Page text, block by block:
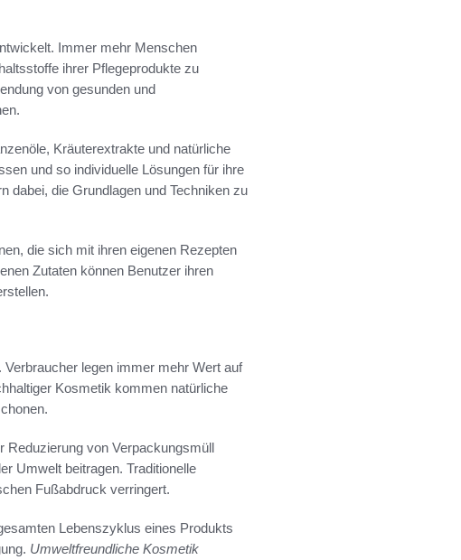
Immer mehr Menschen
ihrer Pflegeprodukte zu
von gesunden und
Kräuterextrakte und natürliche
und so individuelle Lösungen für ihre
dabei, die Grundlagen und Techniken zu
die sich mit ihren eigenen Rezepten
Zutaten können Benutzer ihren
legen immer mehr Wert auf
Kosmetik kommen natürliche
Reduzierung von Verpackungsmüll
Umwelt beitragen. Traditionelle
Fußabdruck verringert.
Lebenszyklus eines Produkts
Umweltfreundliche Kosmetik